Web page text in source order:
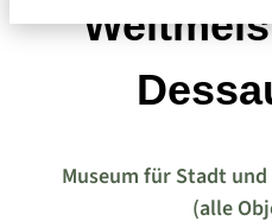
Museum für Stadt
(alle